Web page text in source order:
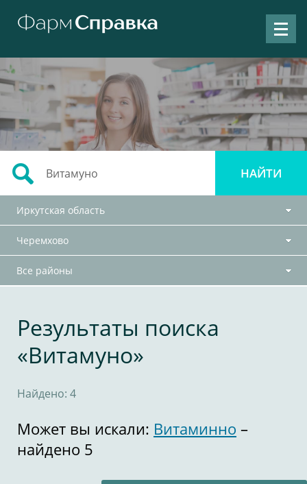
Иркутская область
Черемхово
Все районы
Результаты поиска
«Витамуно»
Найдено: 4
Может вы искали: Витаминно –
найдено 5